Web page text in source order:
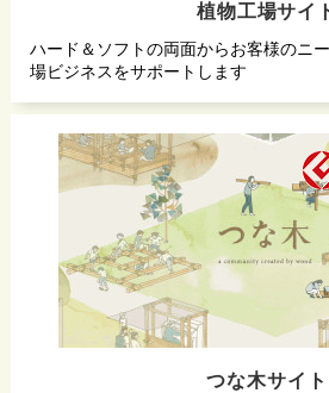
植物工場サイ
ハード＆ソフトの両面からお客様のニ
場ビジネスをサポートします
つな木サイト